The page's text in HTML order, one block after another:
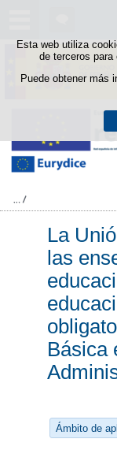
Esta web utiliza
de terceros
Puede obtener más
La
las
Básica
Ámbito de